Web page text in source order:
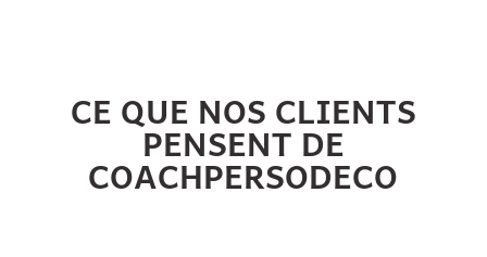
CE QUE NOS CLIENTS
PENSENT DE
COACHPERSODECO